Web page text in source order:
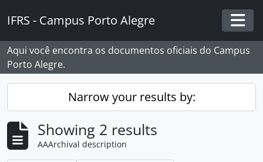
IFRS - Campus Porto Alegre
Aqui você encontra os documentos oficiais do Campus
Porto Alegre.
Narrow your results by:
Showing 2 results
AAArchival description